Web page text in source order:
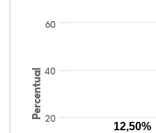
Percentual 20
40
60
12,50%